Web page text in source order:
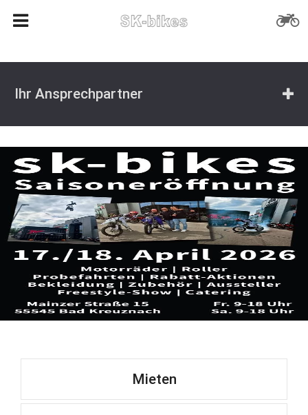
Ihr Ansprechpartner
Mieten